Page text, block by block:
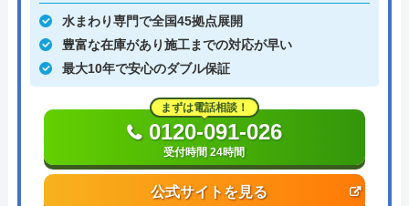
水まわり専門で全国45拠点展開
豊富な在庫があり施工までの対応が早い
最大10年で安心のダブル保証
公式サイトを見る
まずは電話相談！
0120-091-026
受付時間 24時間